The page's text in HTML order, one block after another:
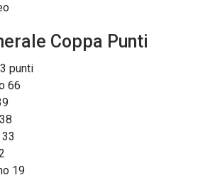
Coppa Punti
punti
66
19